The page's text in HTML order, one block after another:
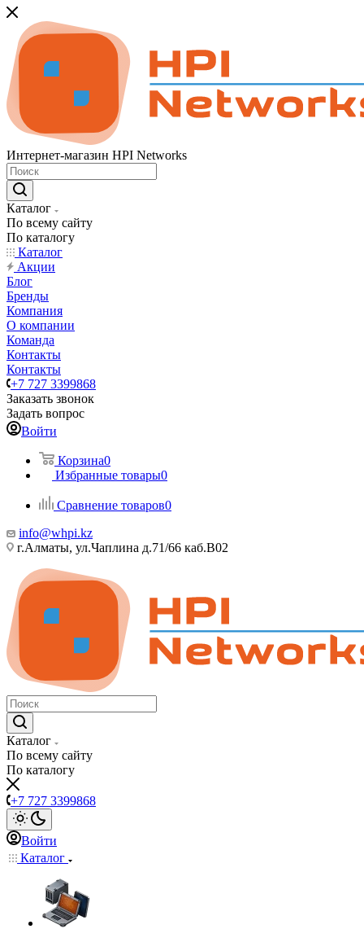
Интернет-магазин HPI Networks
Каталог
По всему сайту
По каталогу
Каталог
Акции
Блог
Бренды
Компания
О компании
Команда
Контакты
Контакты
+7 727 3399868
Заказать звонок
Задать вопрос
Войти
Корзина0
Избранные товары0
Сравнение товаров0
info@whpi.kz
г.Алматы, ул.Чаплина д.71/66 каб.B02
Каталог
По всему сайту
По каталогу
+7 727 3399868
Войти
Каталог